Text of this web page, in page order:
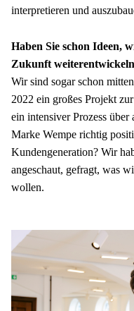
interpretieren und
Haben Sie schon Ideen,
Zukunft
Wir sind sogar schon
2022 ein großes Projekt
ein intensiver Prozess
Marke Wempe richtig
Kundengeneration? Wir
angeschaut, gefragt, was
wollen.